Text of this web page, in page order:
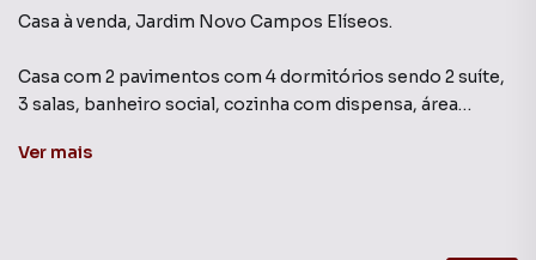
Casa à venda, Jardim Novo Campos Elíseos.
Casa com 2 pavimentos com 4 dormitórios sendo 2 suíte,
3 salas, banheiro social, cozinha com dispensa, área
Varanda ampla com ótima vista para Av. Ruy Rodrigues.
Ver mais